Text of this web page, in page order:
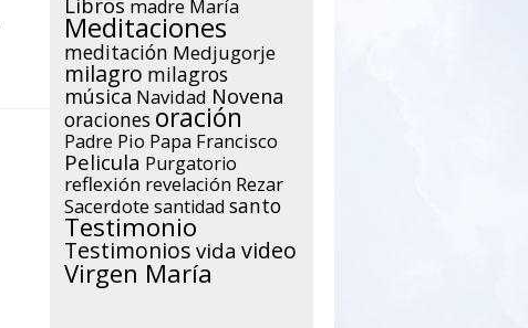
madre María
Meditaciones
meditación Medjugorje
milagro milagros
música Navidad Novena
oraciones oración
Padre Pio Papa Francisco
Pelicula Purgatorio
reflexión revelación Rezar
Sacerdote santidad santo
Testimonio
Testimonios vida video
Virgen María